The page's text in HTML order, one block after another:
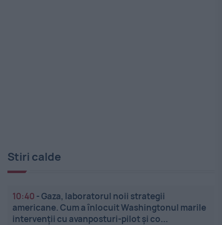
Stiri calde
10:40 -Gaza, laboratorul noii strategii
americane. Cum a înlocuit Washingtonul marile
intervenții cu avanposturi-pilot și co...